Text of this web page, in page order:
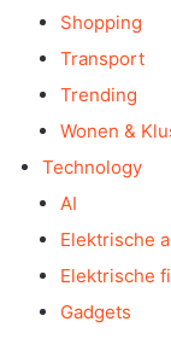
Shopping
Transport
Trending
Wonen &
Technology
AI
Elektrische
Elektrische
Gadgets